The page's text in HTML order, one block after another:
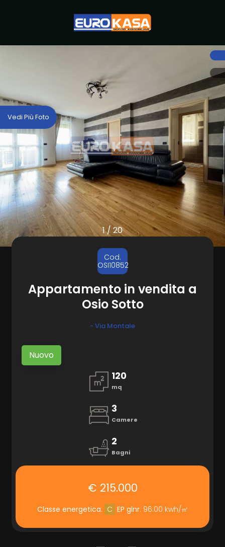
1/20
Vedi Più Foto
Cod.
OSI10852
Appartamento in vendita a
Osio Sotto
- Via Montale
Nuovo
120
mq
3
Camere
2
Bagni
€ 215.000
Classe energetica: C EP glnr: 96.00 kwh/㎡
IMMOBILI
SERVIZI
LAVORA
CON
NOI
CONTATTI
Qualsiasi
Vendita
Scegli
dove
cercare
Provincia
multiscelta